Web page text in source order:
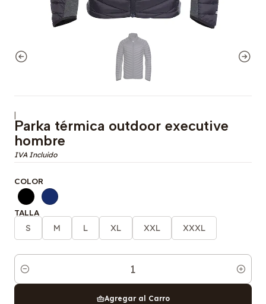
|
Parka térmica outdoor executive
hombre
COLOR
TALLA
S M L XL XXL XXXL
Cantidad
Agregar al Carro